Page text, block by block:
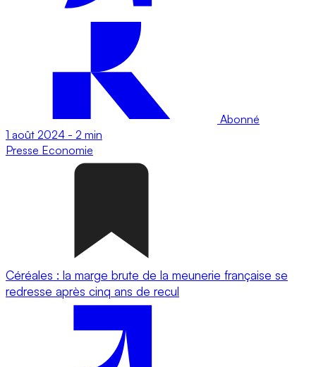
Abonné
1 août 2024 - 2 min
Presse Economie
Céréales : la marge brute de la meunerie française se
redresse après cinq ans de recul